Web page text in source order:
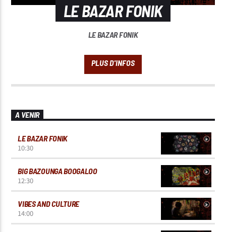
LE BAZAR FONIK
LE BAZAR FONIK
A VENIR
LE BAZAR FONIK
10:30
BIG BAZOUNGA BOOGALOO
12:30
VIBES AND CULTURE
14:00